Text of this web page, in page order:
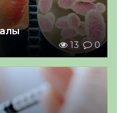
13 0